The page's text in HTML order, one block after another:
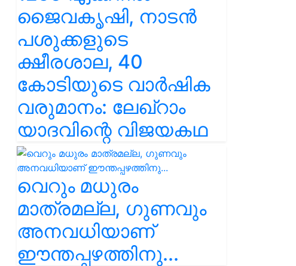
ജൈവകൃഷി, നാടൻ
പശുക്കളുടെ
ക്ഷീരശാല, 40
കോടിയുടെ വാർഷിക
വരുമാനം: ലേഖ്‌റാം
യാദവിന്റെ വിജയകഥ
വെറും മധുരം
മാത്രമല്ല, ഗുണവും
അനവധിയാണ്
ഈന്തപ്പഴത്തിനു...